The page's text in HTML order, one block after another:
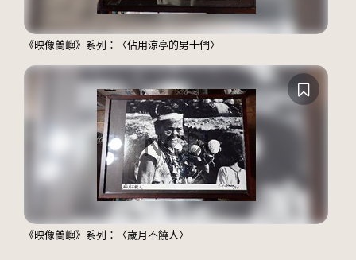
《映像蘭嶼》系列：〈佔用涼亭的男士們〉
《映像蘭嶼》系列：〈歲月不饒人〉